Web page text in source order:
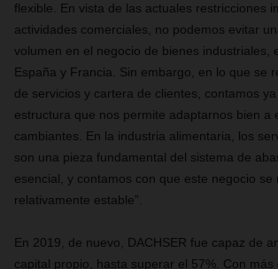
flexible. En vista de las actuales restricciones
actividades comerciales, no podemos evitar
volumen en el negocio de bienes industriales,
España y Francia. Sin embargo, en lo que se
de servicios y cartera de clientes, contamos
estructura que nos permite adaptarnos bien a
cambiantes. En la industria alimentaria, los
son una pieza fundamental del sistema de
esencial, y contamos con que este negocio se
relativamente estable”.
En 2019, de nuevo, DACHSER fue capaz de
capital propio, hasta superar el 57%. Con más